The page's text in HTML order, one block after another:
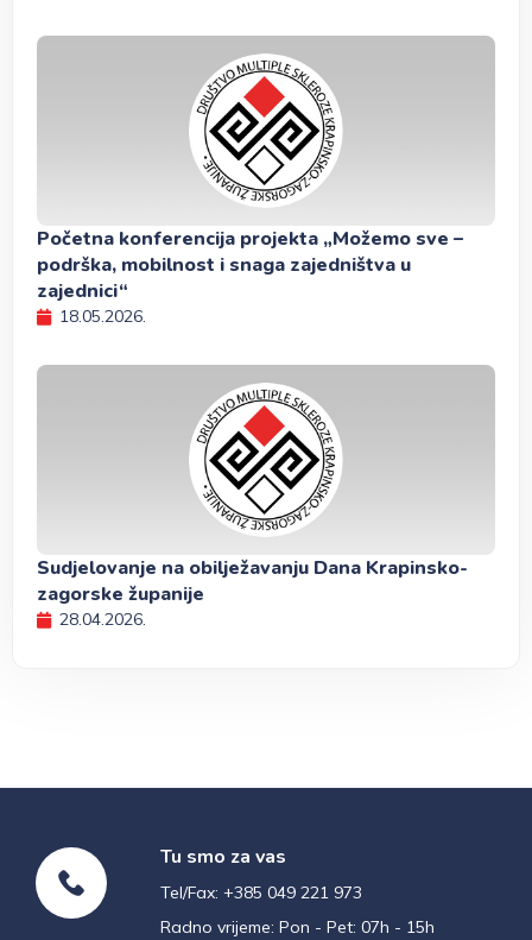
Početna konferencija projekta „Možemo sve –
podrška, mobilnost i snaga zajedništva u
zajednici“
18.05.2026.
Sudjelovanje na obilježavanju Dana Krapinsko-
zagorske županije
28.04.2026.
Tu smo za vas
Tel/Fax: +385 049 221 973
Radno vrijeme: Pon - Pet: 07h - 15h